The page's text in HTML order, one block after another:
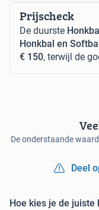
Prijscheck
De duurste
Honkbal en
€ 150, terwijl de
De onderstaande
Deel
Hoe kies je de juiste